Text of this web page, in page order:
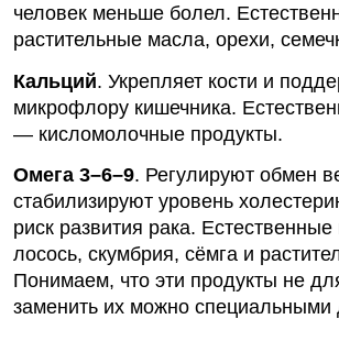
человек меньше болел.
растительные масла, орехи,
Кальций. Укрепляет кости и
микрофлору кишечника.
— кисломолочные продукты.
Омега 3–6–9. Регулируют обмен
стабилизируют уровень
риск развития рака. Естественные
лосось, скумбрия, сёмга и
Понимаем, что эти продукты не
заменить их можно специальными